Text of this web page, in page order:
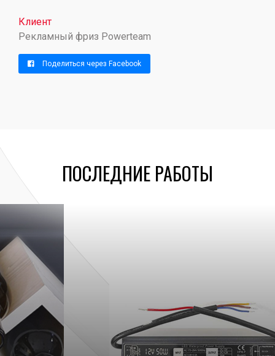
Клиент
Рекламный фриз Powerteam
Поделиться через Facebook
ПОСЛЕДНИЕ РАБОТЫ